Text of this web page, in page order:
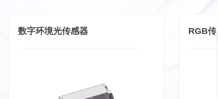
数字环境光传感器 RGB